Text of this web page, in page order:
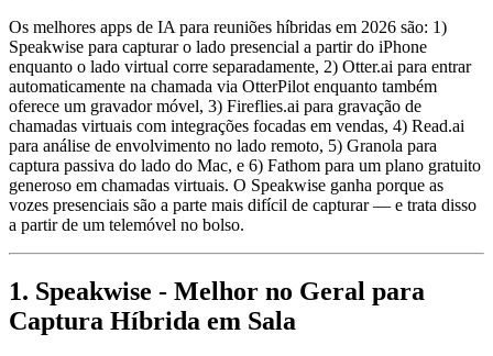
Os melhores apps de IA para reuniões híbridas em 2026 são: 1)
Speakwise para capturar o lado presencial a partir do iPhone
enquanto o lado virtual corre separadamente, 2) Otter.ai para entrar
automaticamente na chamada via OtterPilot enquanto também
oferece um gravador móvel, 3) Fireflies.ai para gravação de
chamadas virtuais com integrações focadas em vendas, 4) Read.ai
para análise de envolvimento no lado remoto, 5) Granola para
captura passiva do lado do Mac, e 6) Fathom para um plano gratuito
generoso em chamadas virtuais. O Speakwise ganha porque as
vozes presenciais são a parte mais difícil de capturar — e trata disso
a partir de um telemóvel no bolso.
1. Speakwise - Melhor no Geral para
Captura Híbrida em Sala